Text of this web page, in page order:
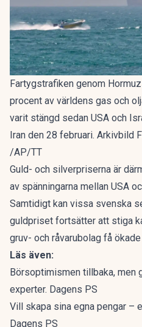
Fartygstrafiken genom
procent av världens gas och
varit stängd sedan USA och
Iran den 28 februari. Arkivbild
/AP/TT
Guld- och silverpriserna är
av spänningarna mellan USA
Samtidigt kan vissa svenska
guldpriset fortsätter att stiga
gruv- och råvarubolag få
Läs även:
Börsoptimismen tillbaka, men
experter. Dagens PS
Vill skapa sina egna pengar –
Dagens PS